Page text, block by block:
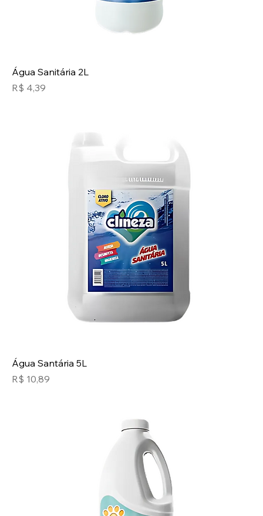
Água Sanitária 2L
Preço
R$ 4,39
Água Santária 5L
Preço
R$ 10,89